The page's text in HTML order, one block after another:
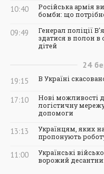
10:40
Російська армія
бомби: що
09:49
Генерал поліції
здатися в полон в
дітей
24
19:15 В Україні
17:10
Нові можливості
логістичну
допомоги
13:13
Українцям, яких
пропонують
11:00
Українські
ворожий